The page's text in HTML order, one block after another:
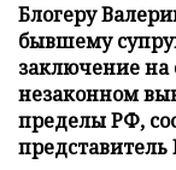
Блогеру
бывшему
заключение на
незаконном
пределы РФ,